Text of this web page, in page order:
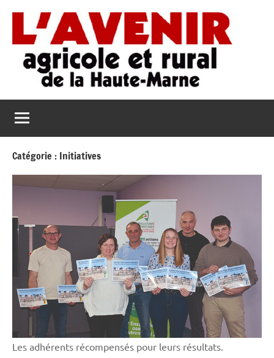
contenu
L'Avenir
Agricole
et
Rural
de
la
Haute-
Marne
et
Rural
de
Catégorie : Initiatives
Les adhérents récompensés pour leurs résultats.